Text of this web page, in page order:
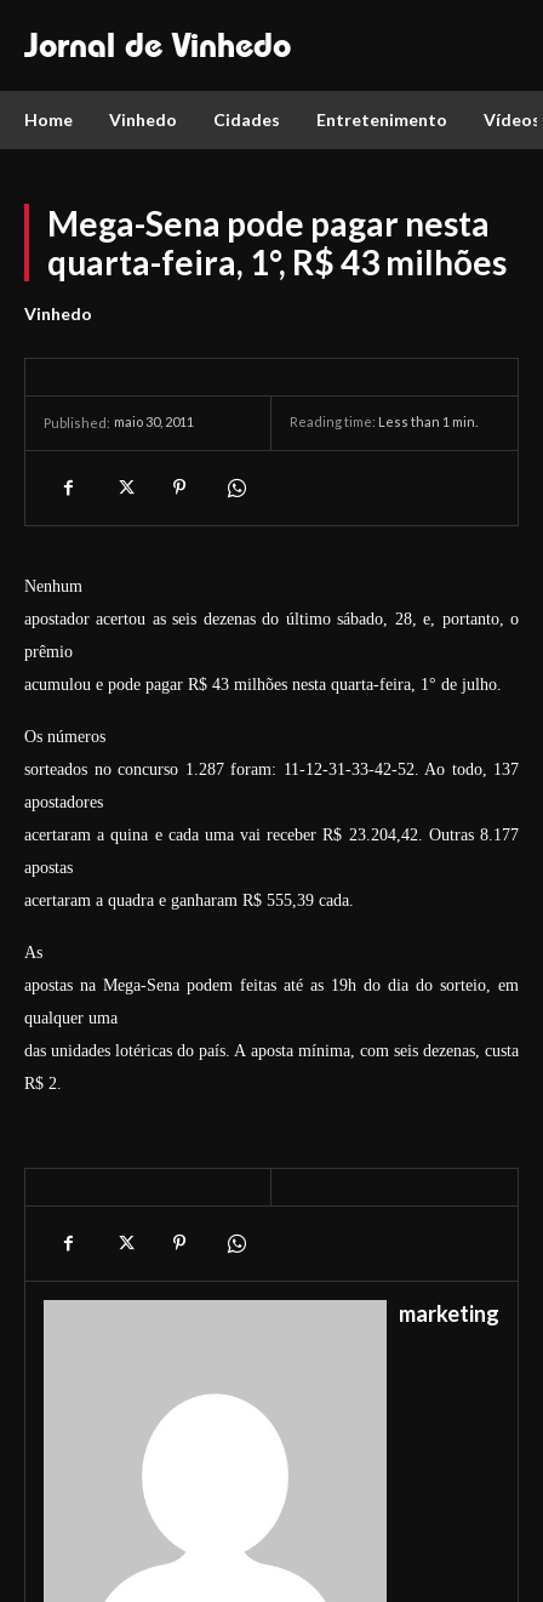
Jornal de Vinhedo
Home Vinhedo Cidades Entretenimento Vídeos
Mega-Sena pode pagar nesta
quarta-feira, 1°, R$ 43 milhões
Vinhedo
Published: maio 30, 2011 Reading time: Less than 1 min.
Nenhum
apostador acertou as seis dezenas do último sábado, 28, e, portanto, o
prêmio
acumulou e pode pagar R$ 43 milhões nesta quarta-feira, 1° de julho.
Os números
sorteados no concurso 1.287 foram: 11-12-31-33-42-52. Ao todo, 137
apostadores
acertaram a quina e cada uma vai receber R$ 23.204,42. Outras 8.177
apostas
acertaram a quadra e ganharam R$ 555,39 cada.
As
apostas na Mega-Sena podem feitas até as 19h do dia do sorteio, em
qualquer uma
das unidades lotéricas do país. A aposta mínima, com seis dezenas, custa
R$ 2.
marketing